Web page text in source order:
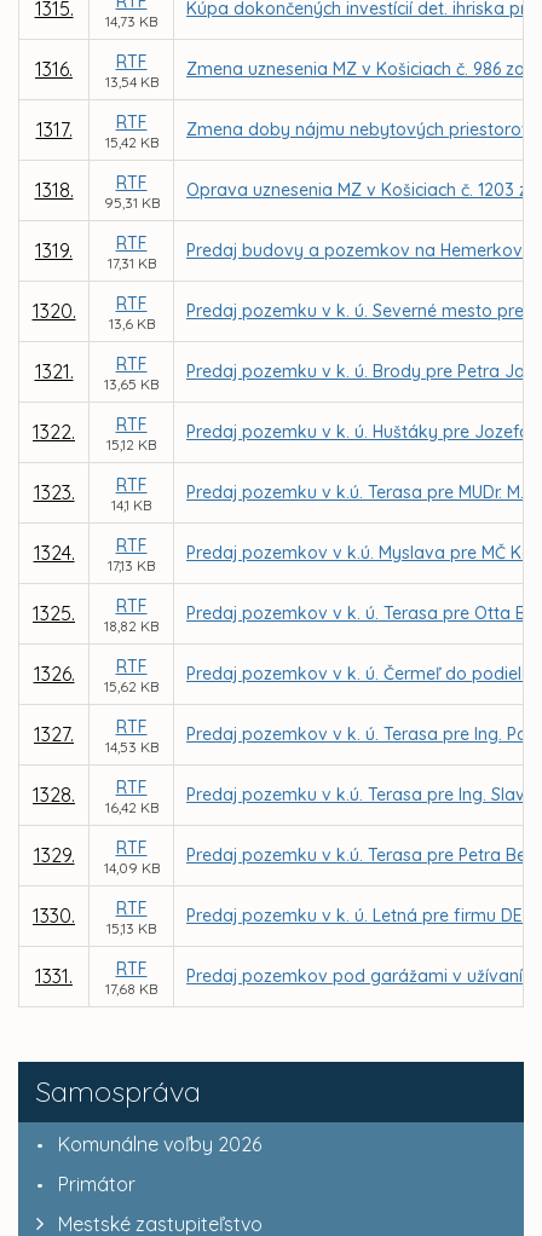
Samospráva
Komunálne voľby 2026
Primátor
Mestské zastupiteľstvo
1315.
14,73 KB
Kúpa dokončených investícií det. ihriska
1316. RTF
13,54 KB
Zmena uznesenia MZ v Košiciach č. 986 zo
1317. RTF
15,42 KB
Zmena doby nájmu nebytových priestorov
1318. RTF
95,31 KB
Oprava uznesenia MZ v Košiciach č. 1203
1319. RTF
17,31 KB
Predaj budovy a pozemkov na
1320. RTF
13,6 KB
Predaj pozemku v k. ú. Severné mesto pre
1321. RTF
13,65 KB
Predaj pozemku v k. ú. Brody pre Petra
1322. RTF
15,12 KB
Predaj pozemku v k. ú. Huštáky pre Jozefa
1323. RTF
14,1 KB
Predaj pozemku v k.ú. Terasa pre MUDr.
1324. RTF
17,13 KB
Predaj pozemkov v k.ú. Myslava pre MČ
1325. RTF
18,82 KB
Predaj pozemkov v k. ú. Terasa pre Otta
1326. RTF
15,62 KB
Predaj pozemkov v k. ú. Čermeľ do
1327. RTF
14,53 KB
Predaj pozemkov v k. ú. Terasa pre Ing.
1328. RTF
16,42 KB
Predaj pozemku v k.ú. Terasa pre Ing.
1329. RTF
14,09 KB
Predaj pozemku v k.ú. Terasa pre Petra
1330. RTF
15,13 KB
Predaj pozemku v k. ú. Letná pre firmu
1331. RTF
17,68 KB
Predaj pozemkov pod garážami v užívaní